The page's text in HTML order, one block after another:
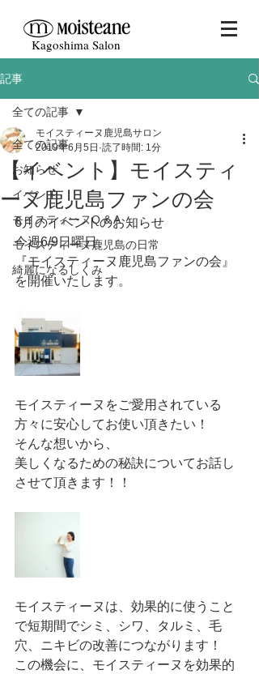
Kagoshima Salon
記事
全ての記事
お知らせ
イベント
モイスティーヌQ & A
モイスティーヌ鹿児島の日常
綺麗になるしくみ
全ての記事
【イベント】モイスティ
ーヌ鹿児島ファンの会
モイスティーヌ鹿児島サロン
2019年6月5日 読了時間: 1分
6月のイベントのお知らせ
今週6/9日曜日、
『モイスティーヌ鹿児島ファンの会』
を開催いたします。
モイスティーヌをご愛用されている
方々に安心してお使い頂きたい！
そんな想いから、
美しくなるための秘訣についてお話し
させて頂きます！！
モイスティーヌは、効果的に使うこと
で短期間でシミ、シワ、タルミ、毛
穴、ニキビの改善につながります！
この機会に、モイスティーヌを効果的